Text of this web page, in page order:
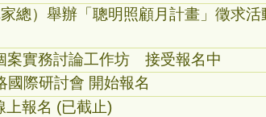
總）舉辦「聰明照顧月計畫」徵求
案實務討論工作坊 接受報名中
國際研討會 開始報名
上報名 (已截止)